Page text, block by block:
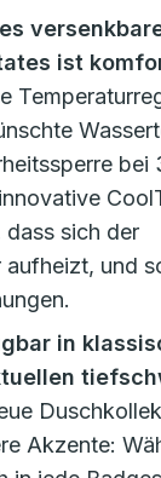
ist
bei
sich der
und
in
Akzente: